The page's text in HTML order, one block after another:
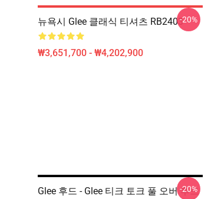
뉴욕시 Glee 클래식 티셔츠 RB2403
₩3,651,700 - ₩4,202,900
-20%
Glee 후드 - Glee 티크 토크 풀 오버 후드
-20%